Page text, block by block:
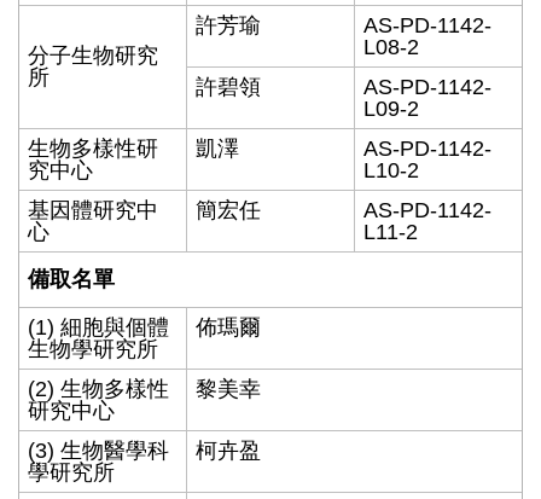
分子生物研究
所
許芳瑜
AS-PD-1142-
L08-2
許碧領
AS-PD-1142-
L09-2
生物多樣性研
究中心
凱澤
AS-PD-1142-
L10-2
基因體研究中
心
簡宏任
AS-PD-1142-
L11-2
備取名單
(1) 細胞與個體
生物學研究所
佈瑪爾
(2) 生物多樣性
研究中心
黎美幸
(3) 生物醫學科
學研究所
柯卉盈